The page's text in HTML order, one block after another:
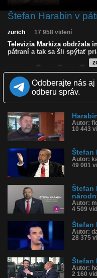
Štefan Harabin v
zurich 17 958 videní
Televízia Markíza obdržala
pátraní a tak sa šli spýtať
LQ
Zverejnené: 15.4.2021 11:50
Krajina: Slovensko 🇸🇰
Páči sa: 73% (92 hlasov)
Obľúbené: 14
Dľžka: 4:17
Kategória: film a tv
Tagy: harabin, pátranie,
História sledovanosti videa:
Odoberajte nás
odberu správ.
Autor:
10 443
Štefan
Autor:
49 001
Štefan
Autor:
4 509
Štefan
Autor:
28 375
Štefan
Autor:
2 160